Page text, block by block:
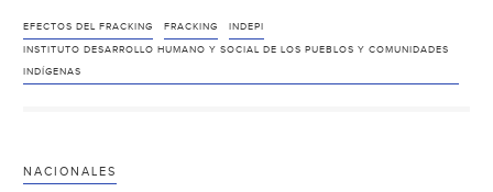
“casi
blindado”
contra
EFECTOS DEL FRACKING FRACKING
INDEPI
INSTITUTO DESARROLLO HUMANO Y SOCIAL DE LOS PUEBLOS Y COMUNIDADES
INDÍGENAS
NACIONALES